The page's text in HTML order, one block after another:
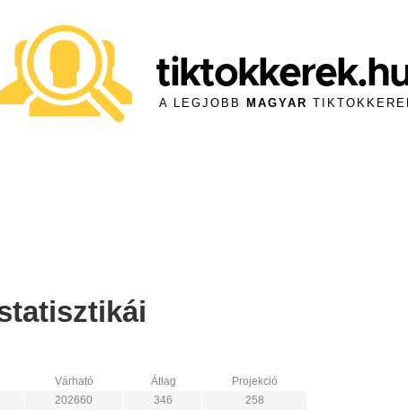
A LEGJOBB MAGYAR
Várható Átlag
Projekció
202660 346
258